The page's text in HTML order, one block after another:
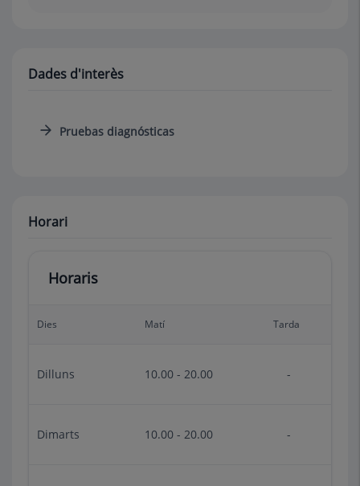
Dades d'interès
Pruebas diagnósticas
Horari
Horaris
Dies Matí Tarda
Dilluns 10.00 - 20.00 -
Dimarts 10.00 - 20.00 -